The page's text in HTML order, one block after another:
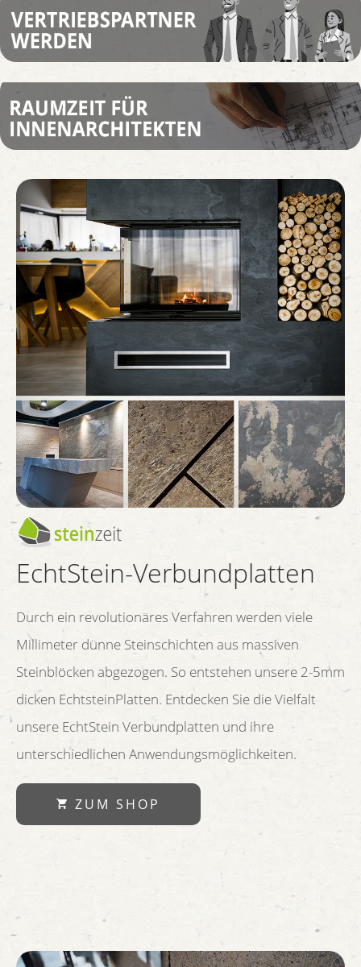
EchtStein-Verbundplatten
Durch ein revolutionäres Verfahren werden viele
Millimeter dünne Steinschichten aus massiven
Steinblöcken abgezogen. So entstehen unsere 2-5mm
dicken EchtsteinPlatten. Entdecken Sie die Vielfalt
unsere EchtStein Verbundplatten und ihre
unterschiedlichen Anwendungsmöglichkeiten.
ZUM SHOP